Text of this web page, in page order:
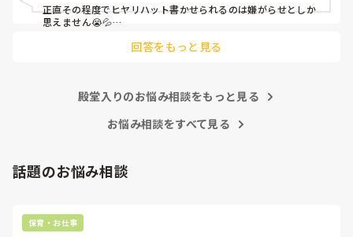
正直その程度でヒヤリハット書かせられるのは嫌がらせとしか
思えません😭💦
回答をもっと見る
殿堂入りのお悩み相談をもっと見る
お悩み相談をすべて見る
話題のお悩み相談
保育・お仕事